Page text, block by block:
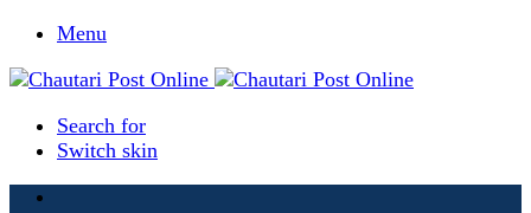
Menu
Search for
Switch skin